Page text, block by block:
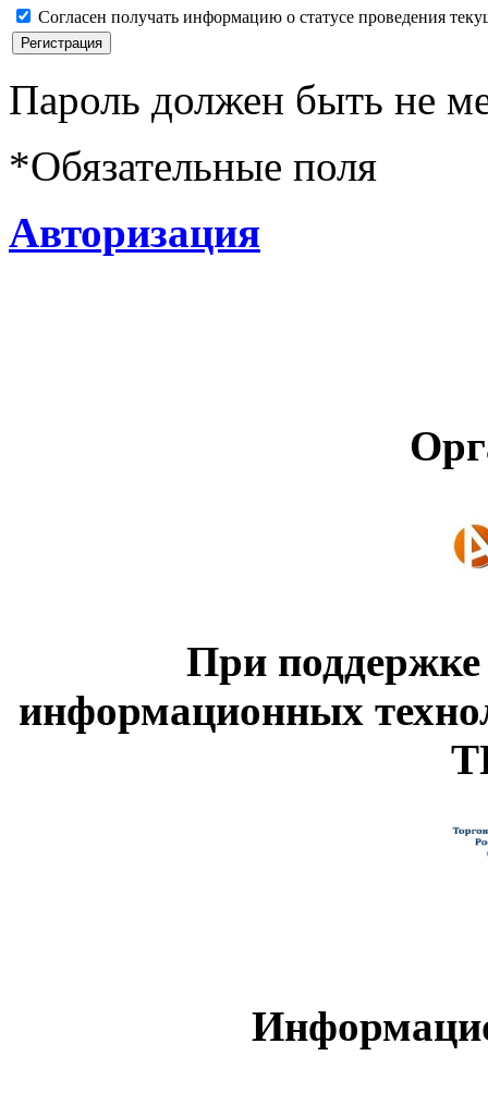
Согласен получать информацию о статусе проведения
Пароль должен быть не
*Обязательные поля
Авторизация
При
информационных